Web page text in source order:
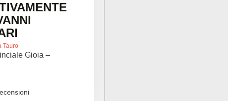
Tauro
Gioia –